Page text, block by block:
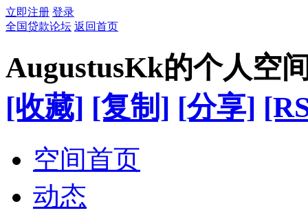
立即注册 登录
全国贷款论坛 返回首页
AugustusKk的个人空
[收藏] [复制] [分享]
空间首页
动态